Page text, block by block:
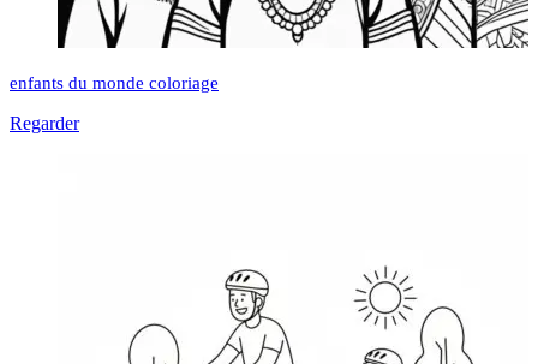
enfants du monde coloriage
Regarder